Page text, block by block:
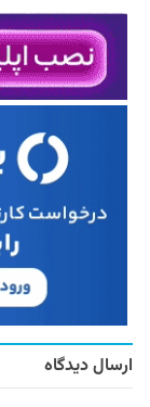
ارسال دیدگاه